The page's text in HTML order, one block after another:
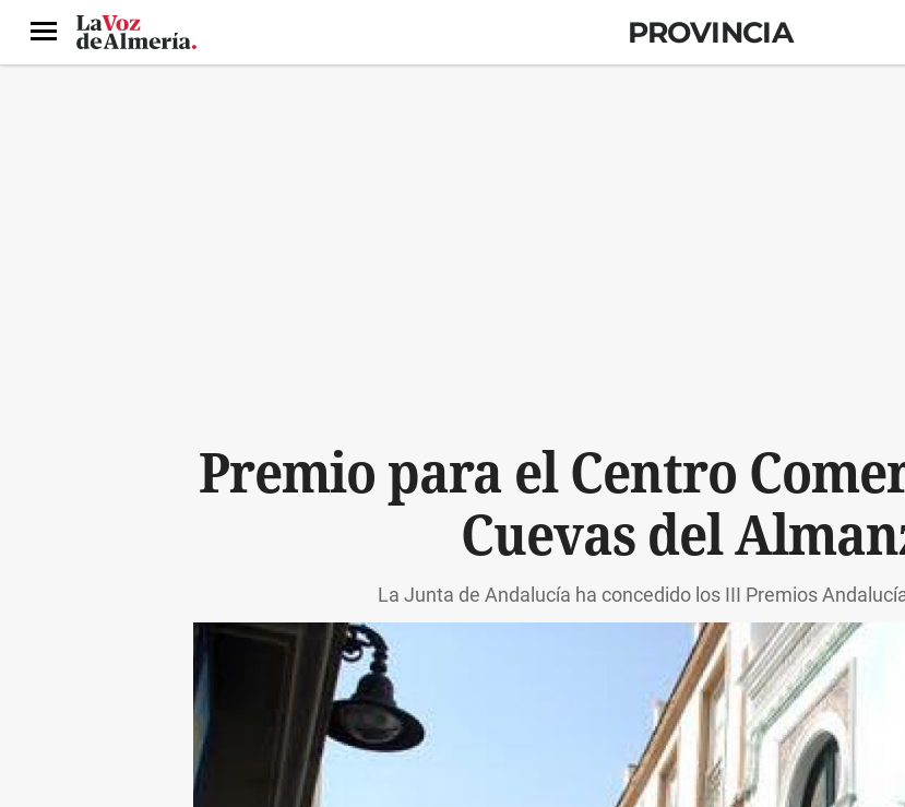
Menú PROVINCIA
Premio para el Centro
Cuevas del
La Junta de Andalucía ha concedido los III Premios